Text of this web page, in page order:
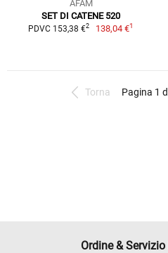
AFAM
SET DI CATENE 520
PDVC 153,38 €2 138,04 €1
Torna Pagina 1
Ordine &